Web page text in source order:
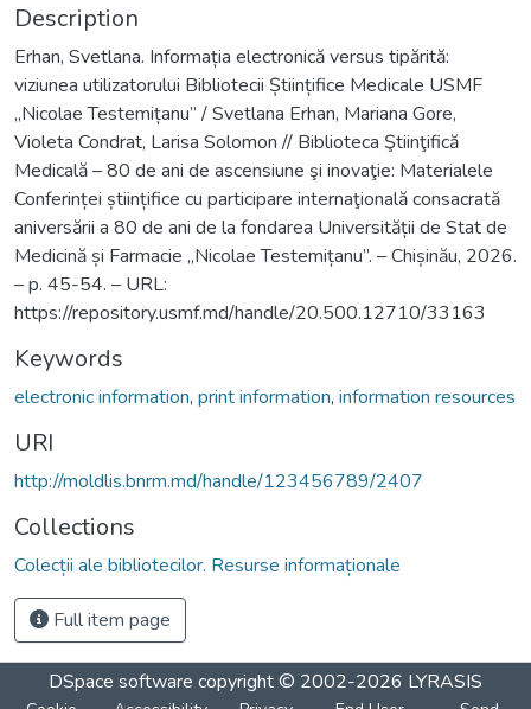
Description
Erhan, Svetlana. Informația electronică versus tipărită:
viziunea utilizatorului Bibliotecii Științifice Medicale USMF
„Nicolae Testemițanu” / Svetlana Erhan, Mariana Gore,
Violeta Condrat, Larisa Solomon // Biblioteca Ştiinţifică
Medicală – 80 de ani de ascensiune şi inovaţie: Materialele
Conferinței științifice cu participare internaţională consacrată
aniversării a 80 de ani de la fondarea Universității de Stat de
Medicină și Farmacie „Nicolae Testemițanu”. – Chișinău, 2026.
– p. 45-54. – URL:
https://repository.usmf.md/handle/20.500.12710/33163
Keywords
electronic information, print information, information resources
URI
http://moldlis.bnrm.md/handle/123456789/2407
Collections
Colecții ale bibliotecilor. Resurse informaționale
Full item page
DSpace software copyright © 2002-2026 LYRASIS